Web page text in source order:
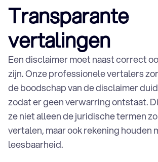
Technisch vertaalbureau
Commercieel vertaalbureau
Algemeen vertaalbureau
HR- en uitzendbureaus
AI-vertalingen
Jaarpakket aan vertalingen
Advertentie Vertalen
Algemene voorwaarden vertalen
Transparante
vertalingen
Een disclaimer moet naast correct
zijn. Onze professionele vertalers
de boodschap van de disclaimer
zodat er geen verwarring ontstaat.
ze niet alleen de juridische termen
vertalen, maar ook rekening houden
leesbaarheid.